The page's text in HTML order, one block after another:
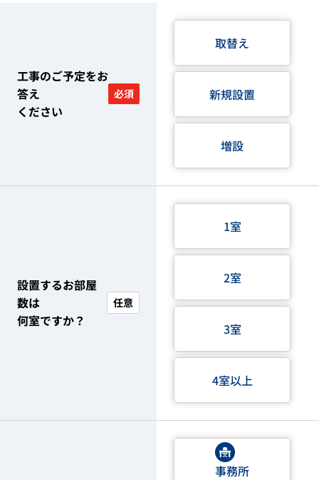
工事のご予定をお
答え
ください
必須
取替え
新規設置
増設
設置するお部屋
数は
何室ですか？
任意
1室
2室
3室
4室以上
事務所